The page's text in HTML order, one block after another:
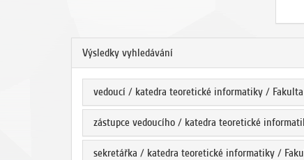
Výsledky vyhledávání
vedoucí / katedra teoretické informatiky /
zástupce vedoucího / katedra teoretické
sekretářka / katedra teoretické informatiky /